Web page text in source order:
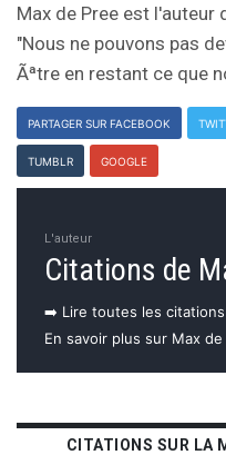
Max de Pree est l'auteur
"Nous ne pouvons pas
Ãªtre en restant ce que
PARTAGER SUR FACEBOOK
TUMBLR GOOGLE
L'auteur
Citations de
➡️ Lire toutes les citations
En savoir plus sur Max de
CITATIONS SUR LA